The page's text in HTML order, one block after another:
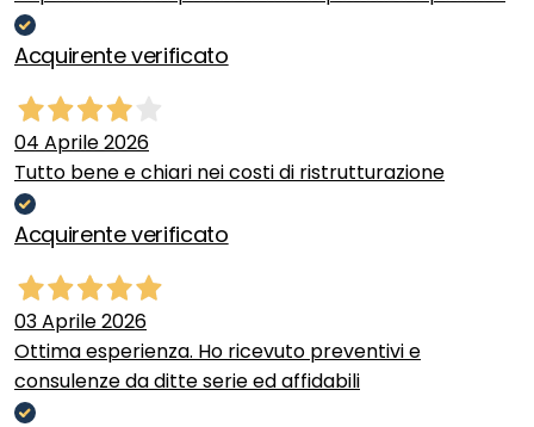
Acquirente verificato
04 Aprile 2026
Tutto bene e chiari nei costi di ristrutturazione
Acquirente verificato
03 Aprile 2026
Ottima esperienza. Ho ricevuto preventivi e
consulenze da ditte serie ed affidabili